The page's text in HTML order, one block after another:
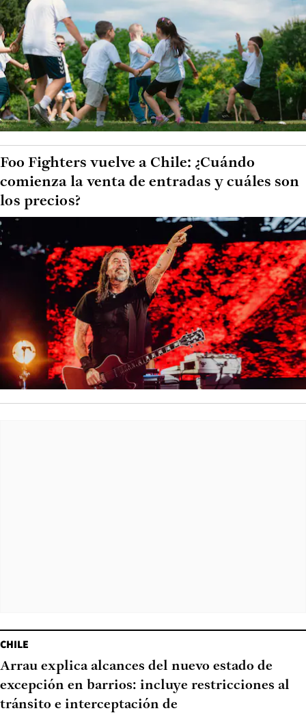
Foo Fighters vuelve a Chile: ¿Cuándo
comienza la venta de entradas y cuáles son
los precios?
CHILE
Arrau explica alcances del nuevo estado de
excepción en barrios: incluye restricciones al
tránsito e interceptación de